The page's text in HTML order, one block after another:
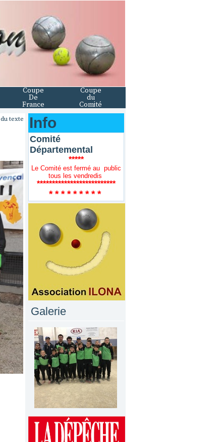
Coupe
De
France
Coupe
du
Comité
texte
Info
Comité
Départemental
*****
Le Comité est fermé au public
tous les vendredis
**************************
* * * * * * * * *
Galerie